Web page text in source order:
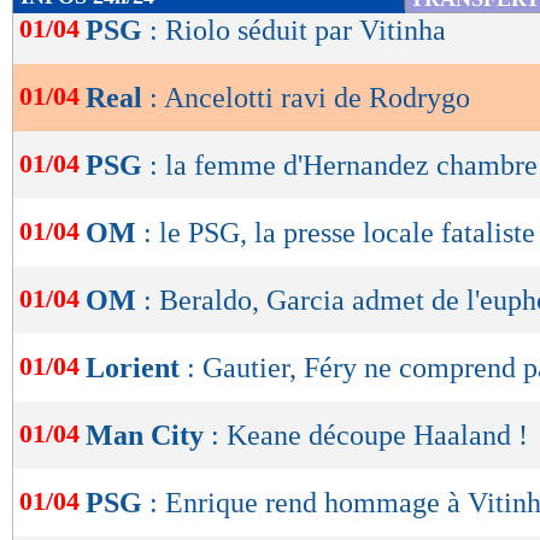
de
OK
01/04 PSG : Riolo séduit par Vitinha
01/04 Real : Ancelotti ravi de Rodrygo
01/04 PSG : la femme d'Hernandez
01/04 OM : le PSG, la presse locale fataliste
01/04 OM : Beraldo, Garcia admet de
01/04 Lorient : Gautier, Féry ne comprend
01/04 Man City : Keane découpe Haaland !
01/04 PSG : Enrique rend hommage à